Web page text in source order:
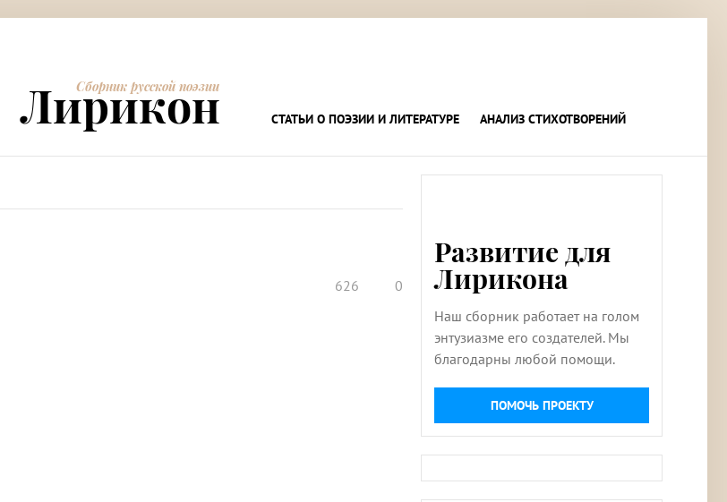
Сборник русской поэзии
Лирикон СТАТЬИ О ПОЭЗИИ И ЛИТЕРАТУРЕ АНАЛИЗ СТИХОТВОРЕНИЙ
626 0
Развитие для
Лирикона
Наш сборник работает на голом
энтузиазме его создателей. Мы
благодарны любой помощи.
ПОМОЧЬ ПРОЕКТУ